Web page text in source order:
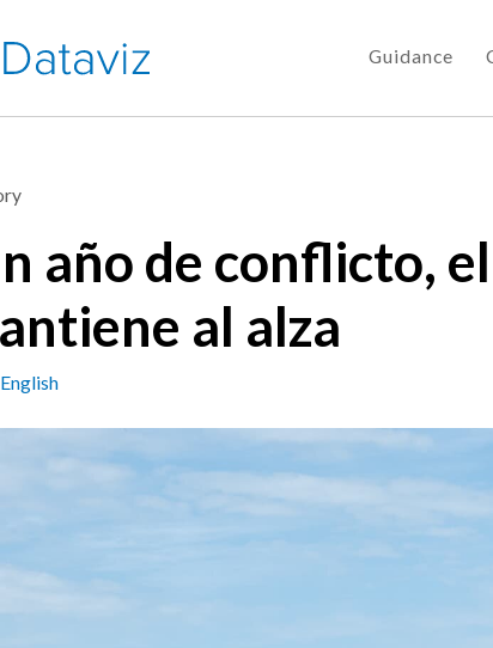
Guidance
año de conflicto,
al alza
English